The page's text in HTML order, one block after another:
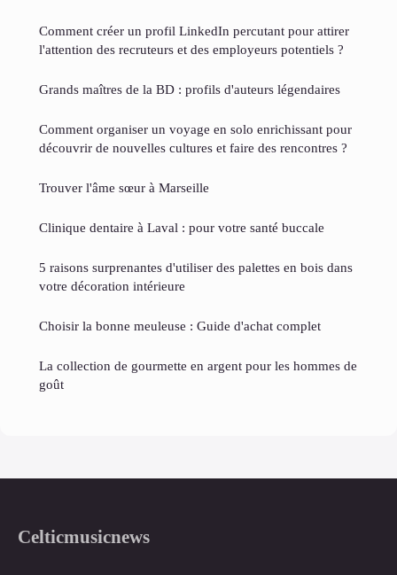
Comment créer un profil LinkedIn percutant pour attirer
l'attention des recruteurs et des employeurs potentiels ?
Grands maîtres de la BD : profils d'auteurs légendaires
Comment organiser un voyage en solo enrichissant pour
découvrir de nouvelles cultures et faire des rencontres ?
Trouver l'âme sœur à Marseille
Clinique dentaire à Laval : pour votre santé buccale
5 raisons surprenantes d'utiliser des palettes en bois dans
votre décoration intérieure
Choisir la bonne meuleuse : Guide d'achat complet
La collection de gourmette en argent pour les hommes de
goût
Celticmusicnews